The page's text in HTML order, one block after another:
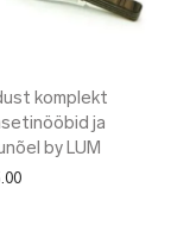
komplekt
ja
by LUM